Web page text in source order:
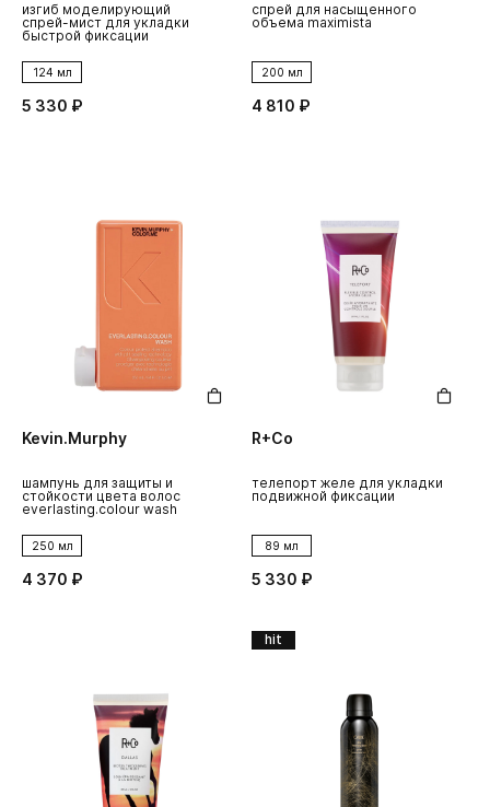
изгиб моделирующий
спрей-мист для укладки
быстрой фиксации
124 мл
5 330 ₽
спрей для насыщенного
объема maximista
200 мл
4 810 ₽
Kevin.Murphy
шампунь для защиты и
стойкости цвета волос
everlasting.colour wash
250 мл
4 370 ₽
R+Co
телепорт желе для укладки
подвижной фиксации
89 мл
5 330 ₽
hit